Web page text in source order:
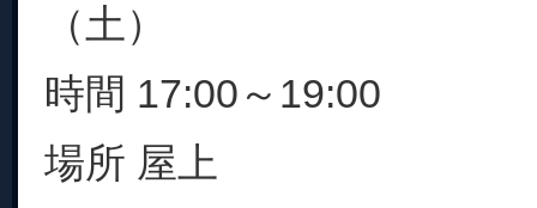
（土）
時間 17:00～19:00
場所 屋上